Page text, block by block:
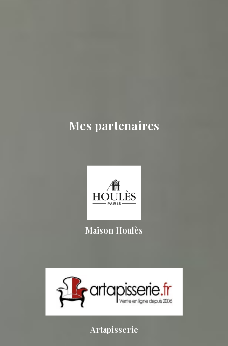
Mes partenaires
Maison Houlès
Artapisserie